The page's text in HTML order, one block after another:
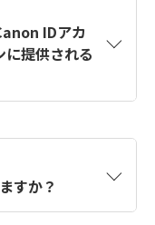
】Canon IDとは
は？をご確認く
IDアカ
提供される
。アカウントを
情報を使用して
します。
すか？